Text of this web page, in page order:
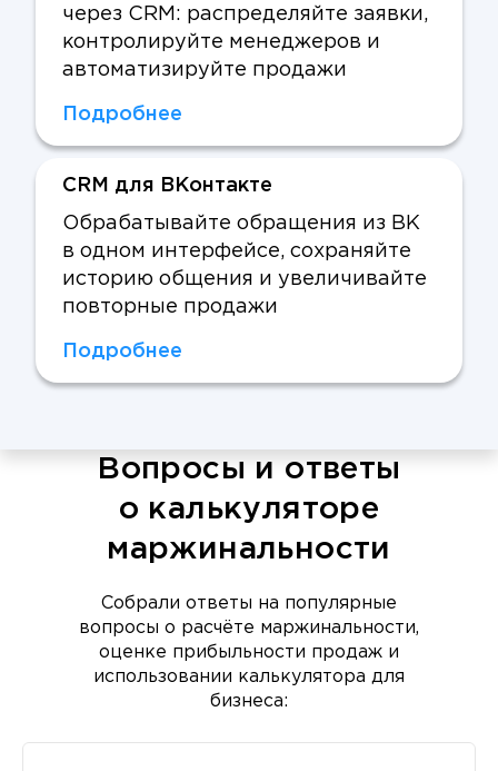
через CRM: распределяйте заявки,
контролируйте менеджеров и
автоматизируйте продажи
Подробнее
CRM для ВКонтакте
Обрабатывайте обращения из ВК
в одном интерфейсе, сохраняйте
историю общения и увеличивайте
повторные продажи
Подробнее
Вопросы и ответы
о калькуляторе
маржинальности
Собрали ответы на популярные
вопросы о расчёте маржинальности,
оценке прибыльности продаж и
использовании калькулятора для
бизнеса: